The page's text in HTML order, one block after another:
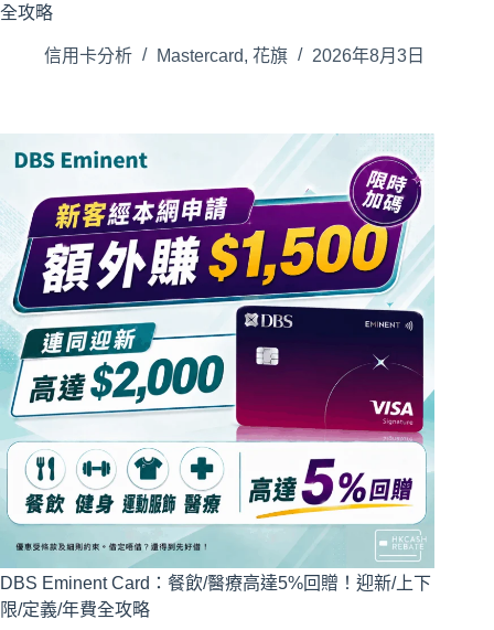
全攻略
信用卡分析 Mastercard, 花旗 2026年8月3日
DBS Eminent Card：餐飲/醫療高達5%回贈！迎新/上下
限/定義/年費全攻略